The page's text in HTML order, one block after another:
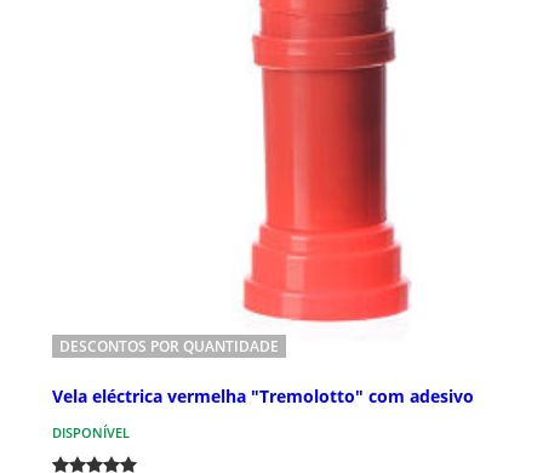
DESCONTOS POR QUANTIDADE
Vela eléctrica vermelha "Tremolotto" com adesivo
DISPONÍVEL